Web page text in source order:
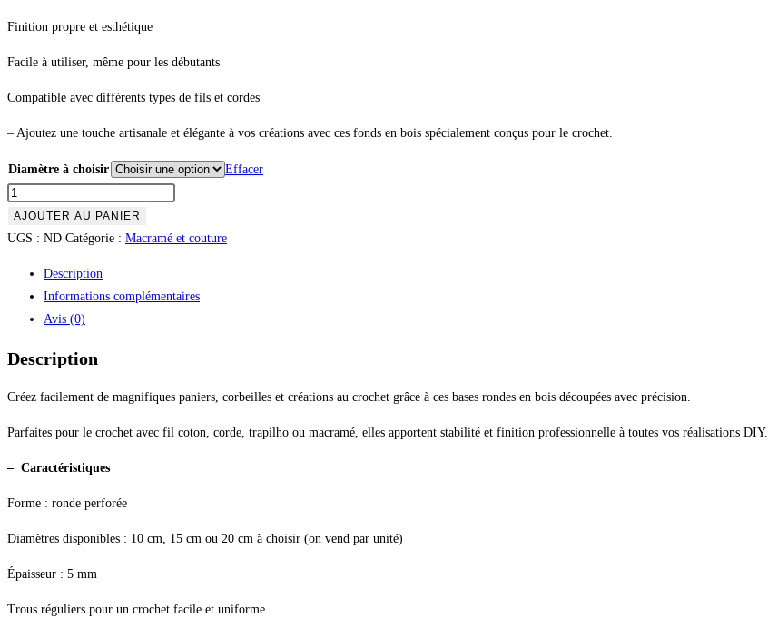
Finition propre et esthétique
Facile à utiliser, même pour les débutants
Compatible avec différents types de fils et cordes
– Ajoutez une touche artisanale et élégante à vos créations avec ces fonds en bois spécialement conçus pour le crochet.
Diamètre à choisir Effacer
AJOUTER AU PANIER
UGS : ND Catégorie : Macramé et couture
Description
Informations complémentaires
Avis (0)
Description
Créez facilement de magnifiques paniers, corbeilles et créations au crochet grâce à ces bases rondes en bois découpées avec précision.
Parfaites pour le crochet avec fil coton, corde, trapilho ou macramé, elles apportent stabilité et finition professionnelle à toutes vos réalisations DIY.
– Caractéristiques
Forme : ronde perforée
Diamètres disponibles : 10 cm, 15 cm ou 20 cm à choisir (on vend par unité)
Épaisseur : 5 mm
Trous réguliers pour un crochet facile et uniforme